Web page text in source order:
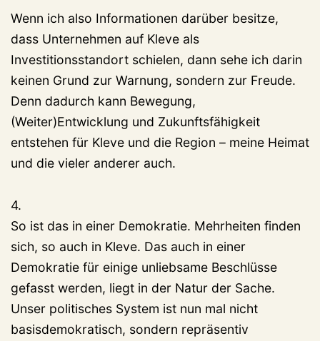
Wenn ich also Informationen darüber besitze,
dass Unternehmen auf Kleve als
Investitionsstandort schielen, dann sehe ich darin
keinen Grund zur Warnung, sondern zur Freude.
Denn dadurch kann Bewegung,
(Weiter)Entwicklung und Zukunftsfähigkeit
entstehen für Kleve und die Region – meine Heimat
und die vieler anderer auch.
4.
So ist das in einer Demokratie. Mehrheiten finden
sich, so auch in Kleve. Das auch in einer
Demokratie für einige unliebsame Beschlüsse
gefasst werden, liegt in der Natur der Sache.
Unser politisches System ist nun mal nicht
basisdemokratisch, sondern repräsentiv